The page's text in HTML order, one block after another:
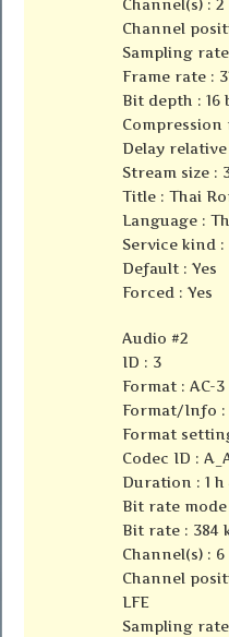
Channel(s) :
Channel
Sampling
Frame rate :
Bit depth : 16
Compression
Delay
Stream size :
Title : Thai
Language :
Service kind :
Default : Yes
Forced : Yes
Audio #2
ID : 3
Format : AC-3
Format/Info :
Format
Codec ID :
Duration : 1 h
Bit rate
Bit rate : 384
Channel(s) :
Channel
LFE
Sampling